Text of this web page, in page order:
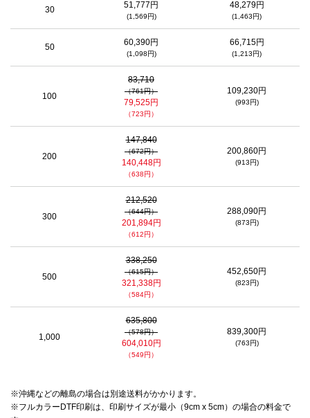
30 51,777円
(1,569円)
48,279円
(1,463円)
50 60,390円
(1,098円)
66,715円
(1,213円)
100
83,710
（761円）
79,525円
（723円）
109,230円
(993円)
200
147,840
（672円）
140,448円
（638円）
200,860円
(913円)
300
212,520
（644円）
201,894円
（612円）
288,090円
(873円)
500
338,250
（615円）
321,338円
（584円）
452,650円
(823円)
1,000
635,800
（578円）
604,010円
（549円）
839,300円
(763円)
※沖縄などの離島の場合は別途送料がかかります。
※フルカラーDTF印刷は、印刷サイズが最小（9cm x 5cm）の場合の料金で